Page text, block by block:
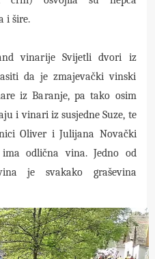
i šire.
vinarije Svijetli dvori iz
da je zmajevački vinski
iz Baranje, pa tako osim
i vinari iz susjedne Suze, te
Oliver i Julijana Novački
odlična vina. Jedno od
je svakako graševina